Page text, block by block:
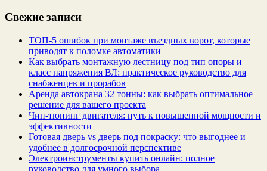
Свежие записи
ТОП-5 ошибок при монтаже въездных ворот, которые
приводят к поломке автоматики
Как выбрать монтажную лестницу под тип опоры и
класс напряжения ВЛ: практическое руководство для
снабженцев и прорабов
Аренда автокрана 32 тонны: как выбрать оптимальное
решение для вашего проекта
Чип‑тюнинг двигателя: путь к повышенной мощности и
эффективности
Готовая дверь vs дверь под покраску: что выгоднее и
удобнее в долгосрочной перспективе
Электроинструменты купить онлайн: полное
руководство для умного выбора